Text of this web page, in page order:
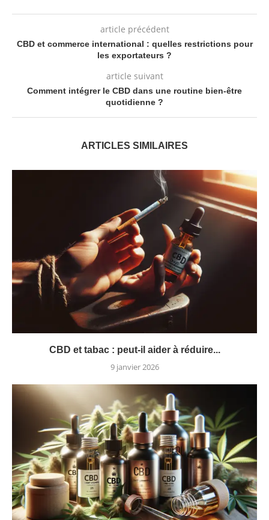
article précédent
CBD et commerce international : quelles restrictions pour
les exportateurs ?
article suivant
Comment intégrer le CBD dans une routine bien-être
quotidienne ?
ARTICLES SIMILAIRES
CBD et tabac : peut-il aider à réduire...
9 janvier 2026